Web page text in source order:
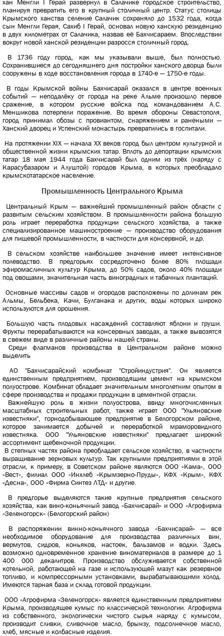
хан Менгли I Герай развернул в Салачике городское строительство,
планируя превратить его в крупный столичный центр. Статус столицы
Крымского ханства селение Салачик сохраняло до 1532 года, когда
сын Менгли Герая, Сахиб I Герай, основал новую ханскую резиденцию
в двух километрах от Салачика, назвав её Бахчисараем. Впоследствии
вокруг новой ханской резиденции разросся столичный город.
В 1736 году город, как мы указывали выше, был полностью.
Сохранившиеся до сегодняшнего дня постройки ханского дворца были
сооружены в ходе восстановления города в 1740-е — 1750-е годы.
В годы Крымской войны Бахчисарай оказался в центре военных
событий — неподалёку от города на реке Альме произошло первое
сражение, в котором русские войска под командованием А.С.
Меншикова потерпели поражение. Во время обороны Севастополя,
город принимал обозы с провиантом, снаряжением и ранеными —
Ханский дворец и Успенский монастырь превратились в госпитали.
На протяжении XIX — начала XX веков город был центром культурной и
общественной жизни крымских татар. Вплоть до депортации крымских
татар 18 мая 1944 года Бахчисарай был одним из трёх (наряду с
Карасубазаром и Алуштой) городов Крыма, в которых преобладало
крымскотатарское население.
Промышленность Центрального Крыма
Центральный Крым — важнейший промышленный район области с
развитым сельским хозяйством. В промышленности района большую
роль играет переработка продукции сельского хозяйства, а также
специализированное машиностроение — производство оборудования
для пищевой промышленности, в частности для консервной, и др.
В сельском хозяйстве наибольшее значение имеет интенсивное
полеводство. В предгорьях сосредоточено более 80% площади
эфиромасличных культур Крыма, до 50% садов, около 40% площади
под овощами, значительная часть виноградных и табачных плантаций.
Основные массивы садов и огородов расположены по долинам рек
Альмы, Бельбека, Качи, Булганака и других, воды которых широко
используются для орошения.
Большую часть плодовых насаждений составляют яблони и груши.
Фрукты перерабатываются на консервных заводах, а также вывозятся
в свежем виде в различные районы нашей страны.
Среди флагманов производства в Центральном районе можно
выделить
АО "Бахчисарайский комбинат "Стройиндустрия". Он является
единственным предприятием, производящим цемент на крымском
полуострове. Комбинат обладает значительным многолетним опытом в
сфере производства и продажи продукции в цементной отрасли.
Важнейшую роль в жизни полуострова, ввиду многочисленных
масштабных строительных работ, также играет ООО "Ульяновские
известняки", горнодобывающее предприятие в Белогорском районе,
которое занимается добычей и переработкой мраморовидного
известняка. ООО "Ульяновские известняки" предлагает широкий
ассортимент щебеночной продукции.
В степных частях района преобладает сельское хозяйство, в частности
выращивание зерновых культур. Так крупными предприятиями в этой
отрасли, к примеру, в Советском районе являются ООО «Кама», ООО
«Вест», филиал ООО «Инхлеб «Крымзерно-Пруды», КФХ «Крым», КФХ
«Десна», ООО «Фирма Синтез ЛТД» и другие.
В предгорье выделяются такие крупные предприятия сельского
хозяйства, как вино-коньячный завод «Бахчисарай» и ООО «Агрофирма
«Зеленогорск» (Белогорский район)
В распоряжении винно-коньячного завода «Бахчисарай» — все
необходимое оборудование для производства различных вин,
вермутов, сидров, коньяков, настоек, бальзамов и водки. Здесь
возможно одновременное хранение виноматериалов в размере до 1
400 000 декалитров. Производство обслуживается собственной
котельной, работающей на газе и использующей мазут как резервное
топливо, и компрессорными установками, вырабатывающими холод.
Имеются тарная база и склад готовой продукции.
ООО «Агрофирма «Зеленогорск» является единственным предприятием
Крыма, производящее кумыс по классической технологии. Агрофирма
из собственного, экологически чистого сырья наряду с кумысом,
производит сливки, сливочное масло, брынзу, подсолнечное масло,
хлеб, мясные и колбасные изделия.